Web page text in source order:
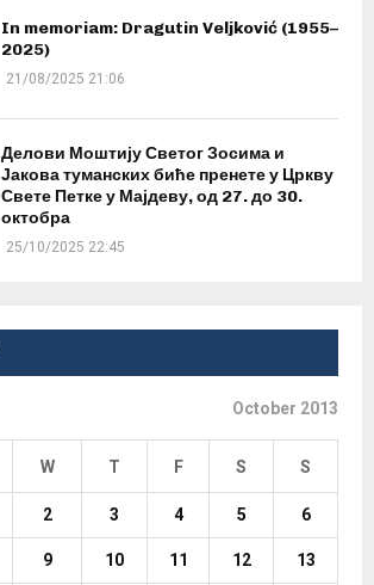
In memoriam: Dragutin Veljković (1955–
2025)
21/08/2025 21:06
Делови Моштију Светог Зосима и
Јакова туманских биће пренете у Цркву
Свете Петке у Мајдеву, од 27. до 30.
октобра
25/10/2025 22:45
October 2013
W T F S S
2 3 4 5 6
9 10 11 12 13